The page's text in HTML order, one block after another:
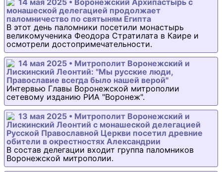
14 мая 2025 • Воронежский Архипастырь с
монашеской делегацией продолжает
паломничество по святыням Египта
В этот день паломники посетили монастырь
великомученика Феодора Стратилата в Каире и
осмотрели достопримечательности.
14 мая 2025 • Митрополит Воронежский и
Лискинский Леонтий: "Мы русские люди,
Православие всегда было нашей верой"
Интервью Главы Воронежской митрополии
сетевому изданию РИА "Воронеж".
13 мая 2025 • Митрополит Воронежский и
Лискинский Леонтий с монашеской делегацией
Русской Православной Церкви посетил древние
обители в окрестностях Александрии
В состав делегации входит группа паломников
Воронежской митрополии.